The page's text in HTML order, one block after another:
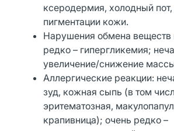
ксеродермия, холодный
пигментации кожи.
Нарушения обмена веществ
редко – гипергликемия;
увеличение/снижение
Аллергические реакции:
зуд, кожная сыпь (в том
эритематозная,
крапивница); очень редко –